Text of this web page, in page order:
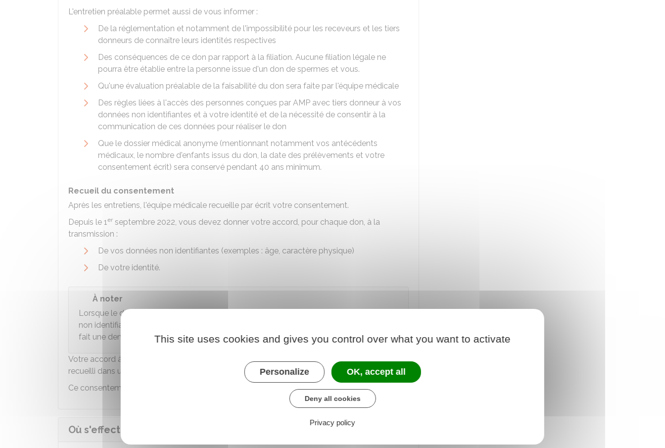
L'entretien préalable permet aussi de vous informer :
De la réglementation et notamment de l'impossibilité pour les receveurs et les tiers
donneurs de connaître leurs identités respectives
Des conséquences de ce don par rapport à la filiation. Aucune filiation légale ne
pourra être établie entre la personne issue d'un don de spermes et vous.
Qu'une évaluation préalable de la faisabilité du don sera faite par l'équipe médicale
Des règles liées à l'accès des personnes conçues par AMP avec tiers donneur à vos
données non identifiantes et à votre identité et de la nécessité de consentir à la
communication de ces données pour réaliser le don
Que le dossier médical anonyme (mentionnant notamment vos antécédents
médicaux, le nombre d'enfants issus du don, la date des prélèvements et votre
consentement écrit) sera conservé pendant 40 ans minimum.
Recueil du consentement
Après les entretiens, l'équipe médicale recueille par écrit votre consentement.
Depuis le 1er septembre 2022, vous devez donner votre accord, pour chaque don, à la
transmission :
De vos données non identifiantes (exemples : âge, caractère physique)
De votre identité.
À noter
Lorsque le don a été fait
er
non identifiantes ne sont pas communiquées aux personnes issues de ce don qui ont
fait une demande d'accès. Votre accord est requis.
Votre accord à la communication de votre identité et de vos données non identifiantes est
recueilli dans un
. Ce formulaire est conservé par l'établissement de santé.
Ce consentement est libre et peut être retiré à tout moment, jusqu'à utilisation des gamètes.
Où s'effectue la démarche liée au don du sperme ?
This site uses cookies and gives you control over what you want to activate
Personalize OK, accept all
Deny all cookies
Privacy policy